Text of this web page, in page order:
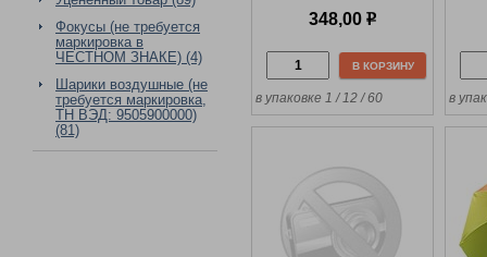
Фокусы (не требуется
маркировка в
ЧЕСТНОМ ЗНАКЕ) (4)
Шарики воздушные (не
требуется маркировка,
ТН ВЭД: 9505900000)
(81)
348,00 р
В КОРЗИНУ
в упаковке 1 / 12 / 60 в